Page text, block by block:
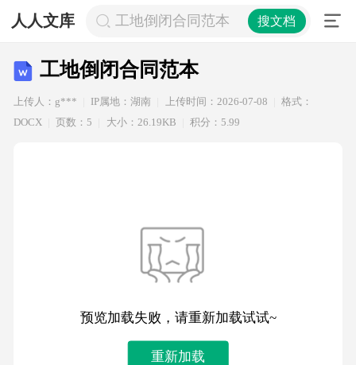
人人文库 工地倒闭合同范本 搜文档
工地倒闭合同范本
上传人：g*** IP属地：湖南 上传时间：2026-07-08
格式：
DOCX
页数：5 大小：26.19KB 积分：5.99
预览加载失败，请重新加载试试~
重新加载